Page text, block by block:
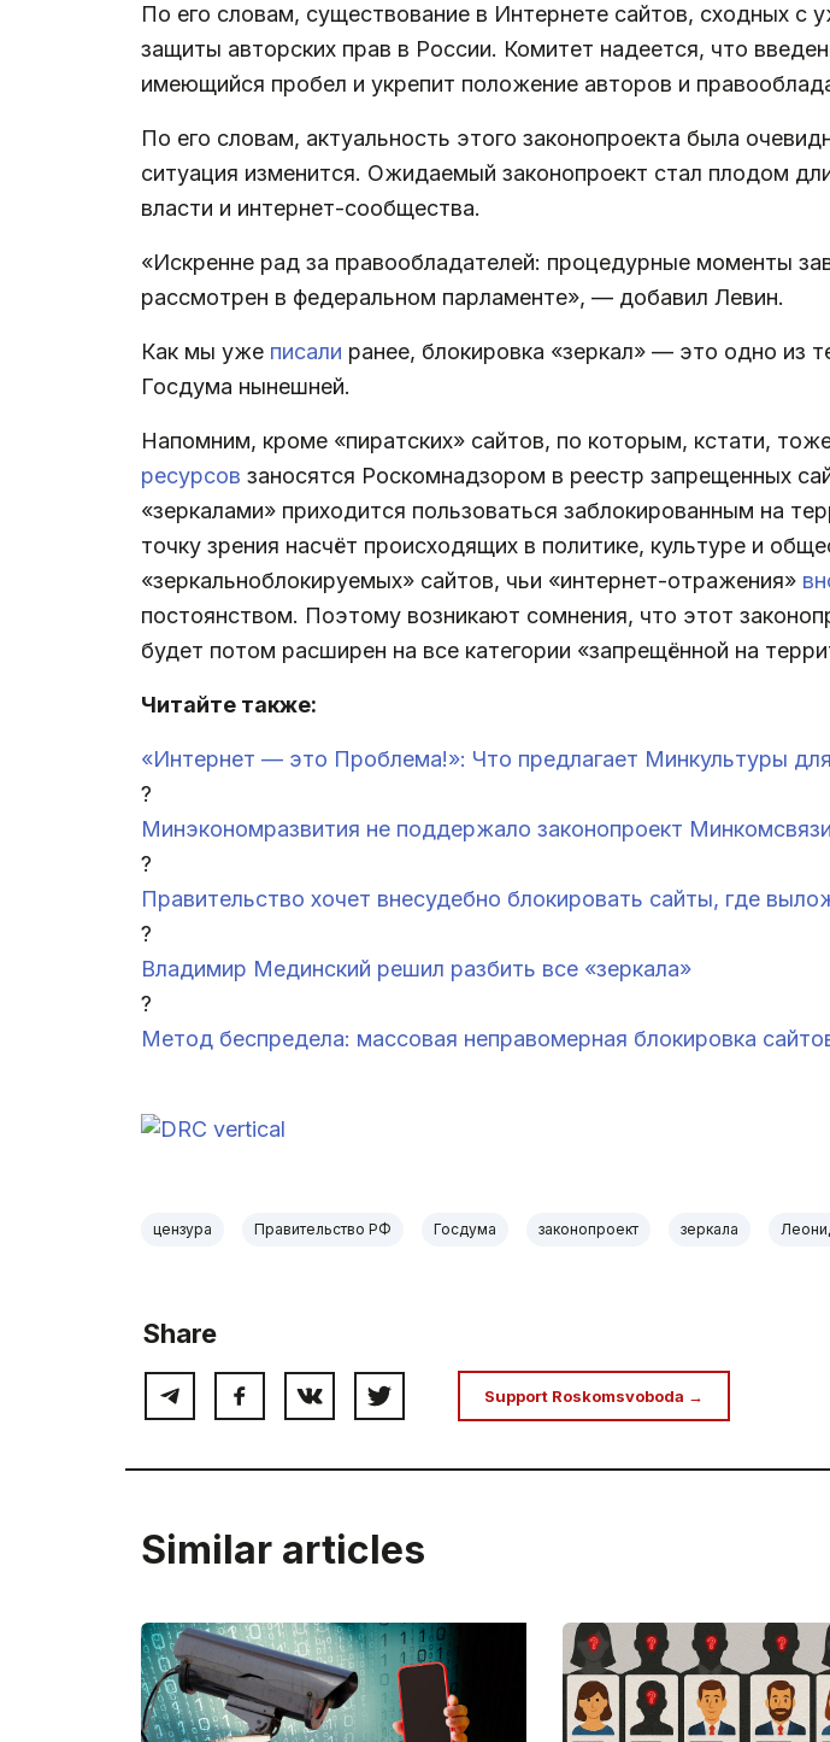
По его словам, существование в Интернете сайтов, сходных с
защиты авторских прав в России. Комитет надеется, что
имеющийся пробел и укрепит положение авторов и
По его словам, актуальность этого законопроекта была
ситуация изменится. Ожидаемый законопроект стал плодом
власти и интернет-сообщества.
«Искренне рад за правообладателей: процедурные моменты
рассмотрен в федеральном парламенте», — добавил Левин.
Как мы уже писали ранее, блокировка «зеркал» — это одно из
Госдума нынешней.
Напомним, кроме «пиратских» сайтов, по которым, кстати,
ресурсов заносятся Роскомнадзором в реестр запрещенных
«зеркалами» приходится пользоваться заблокированным на
точку зрения насчёт происходящих в политике, культуре и
«зеркальноблокируемых» сайтов, чьи «интернет-отражения»
постоянством. Поэтому возникают сомнения, что этот
будет потом расширен на все категории «запрещённой на
Читайте также:
«Интернет — это Проблема!»: Что предлагает Минкультуры
?
Минэкономразвития не поддержало законопроект
?
Правительство хочет внесудебно блокировать сайты, где
?
Владимир Мединский решил разбить все «зеркала»
?
Метод беспредела: массовая неправомерная блокировка
цензура Правительство РФ Госдума законопроект зеркала
Share
Support Roskomsvoboda →
Similar articles